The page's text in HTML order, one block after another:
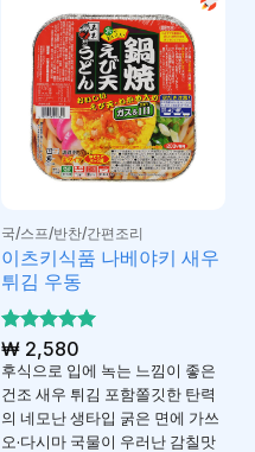
국/스프/반찬/간편조리
이츠키식품 나베야키 새우
튀김 우동
5 중에서
5로 평가
됨
₩2,580
후식으로 입에 녹는 느낌이 좋은
건조 새우 튀김 포함쫄깃한 탄력
의 네모난 생타입 굵은 면에 가쓰
오·다시마 국물이 우러난 감칠맛